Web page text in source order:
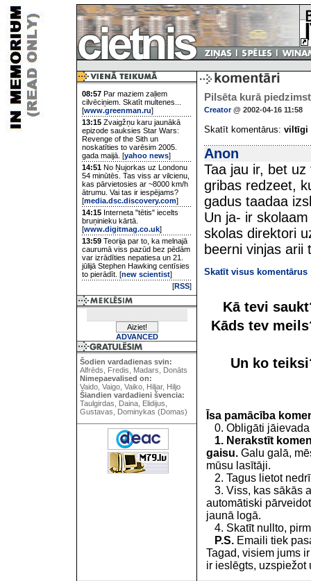
08:57 Par maziem zaļiem
cilvēciņiem. Skatīt multenes...
[www.greenman.ru]
13:15 Zvaigžņu karu jaunākā
epizode sauksies Star Wars:
Revenge of the Sith un
noskatīties to varēsim 2005.
gada maijā. [yahoo news]
14:51 No Ņujorkas uz Londonu
54 minūtēs. Tas viss ar vilcienu,
kas pārvietosies ar ~8000 km/h
ātrumu. Vai tas ir iespējams?
[media.dsc.discovery.com]
14:15 Interneta "tētis" iecelts
bruņinieku kārtā.
[www.digitmag.co.uk]
13:59 Teorija par to, ka melnajā
caurumā viss pazūd bez pēdām
var izrādīties nepatiesa un 21.
jūlijā Stephen Hawking centīsies
to pierādīt. [new scientist]
[RSS]
ADVANCED
Šodien vardadienas svin:
Alfrēds, Fredis, Madars, Donāts
Nimepaevalised on:
Vaido, Vaigo, Vaiko, Hiljar, Hiljo
Šiandien vardadieni švencia:
Taulgirdas, Daina, Elidijus,
Gustavas, Dominykas (Domas)
Pilsēta kurā
Creator@ 2002-04-16 11:58
Skatīt komentārus: viltīgi
Anon
Taa jau ir, bet
gribas redzeet,
gadus taadaa
Un ja- ir
skolas direktori
beerni vinjas arii
Skatīt visus komentārus
Kā tevi
Kāds tev
Un ko
Īsa pamācība
0. Obligāti jāievada
1. Nerakstīt
gaisu. Galu galā,
mūsu lasītāji.
2. Tagus lietot
3. Viss, kas sākās
automātiski
jaunā logā.
4. Skatīt nullto,
P.S. Emaili tiek
Tagad, visiem jums
ir ieslēgts, uzspiežot